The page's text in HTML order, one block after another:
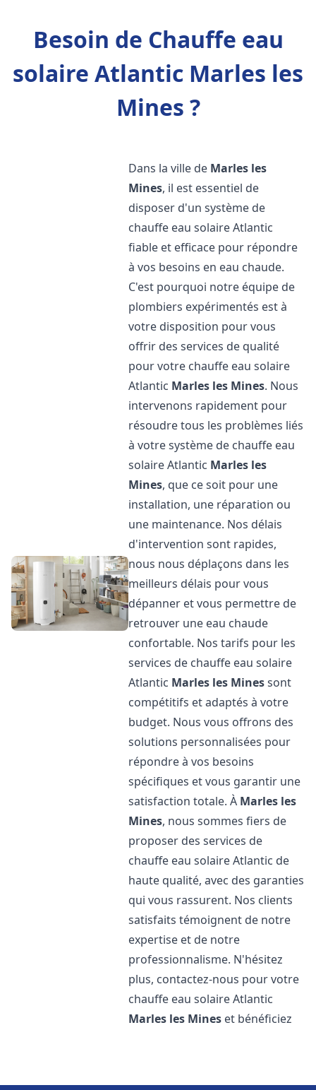
Besoin de Chauffe eau
solaire Atlantic Marles les
Mines ?
Dans la ville de Marles les
Mines, il est essentiel de
disposer d'un système de
chauffe eau solaire Atlantic
fiable et efficace pour répondre
à vos besoins en eau chaude.
C'est pourquoi notre équipe de
plombiers expérimentés est à
votre disposition pour vous
offrir des services de qualité
pour votre chauffe eau solaire
Atlantic Marles les Mines. Nous
intervenons rapidement pour
résoudre tous les problèmes liés
à votre système de chauffe eau
solaire Atlantic Marles les
Mines, que ce soit pour une
installation, une réparation ou
une maintenance. Nos délais
d'intervention sont rapides,
nous nous déplaçons dans les
meilleurs délais pour vous
dépanner et vous permettre de
retrouver une eau chaude
confortable. Nos tarifs pour les
services de chauffe eau solaire
Atlantic Marles les Minessont
compétitifs et adaptés à votre
budget. Nous vous offrons des
solutions personnalisées pour
répondre à vos besoins
spécifiques et vous garantir une
satisfaction totale. À Marles les
Mines, nous sommes fiers de
proposer des services de
chauffe eau solaire Atlantic de
haute qualité, avec des garanties
qui vous rassurent. Nos clients
satisfaits témoignent de notre
expertise et de notre
professionnalisme. N'hésitez
plus, contactez-nous pour votre
chauffe eau solaire Atlantic
Marles les Mines et bénéficiez